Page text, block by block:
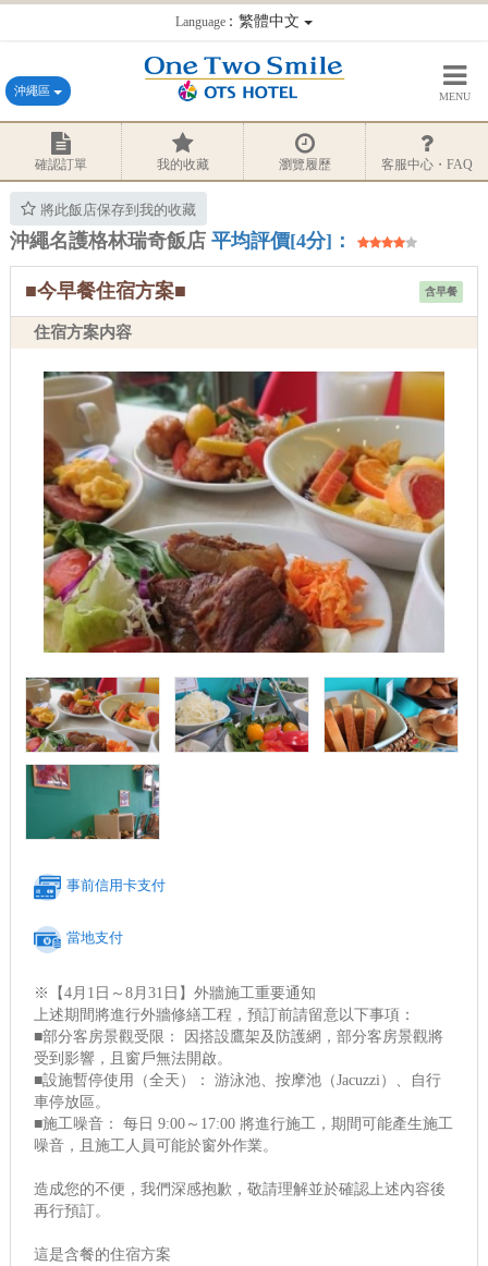
Language：繁體中文
沖繩區 MENU
確認訂單 我的收藏 瀏覽履歷 客服中心・FAQ
將此飯店保存到我的收藏
沖繩名護格林瑞奇飯店 平均評價[4分]：
含早餐
■今早餐住宿方案■
住宿方案内容
事前信用卡支付
當地支付
※【4月1日～8月31日】外牆施工重要通知
上述期間將進行外牆修繕工程，預訂前請留意以下事項：
■部分客房景觀受限： 因搭設鷹架及防護網，部分客房景觀將
受到影響，且窗戶無法開啟。
■設施暫停使用（全天）： 游泳池、按摩池（Jacuzzi）、自行
車停放區。
■施工噪音： 每日 9:00～17:00 將進行施工，期間可能產生施工
噪音，且施工人員可能於窗外作業。
造成您的不便，我們深感抱歉，敬請理解並於確認上述內容後
再行預訂。
這是含餐的住宿方案